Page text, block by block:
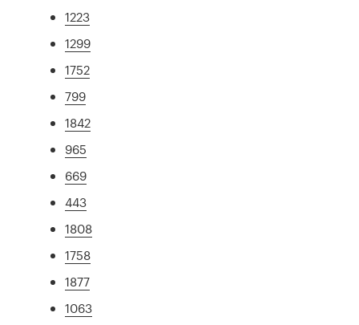
1223
1299
1752
799
1842
965
669
443
1808
1758
1877
1063